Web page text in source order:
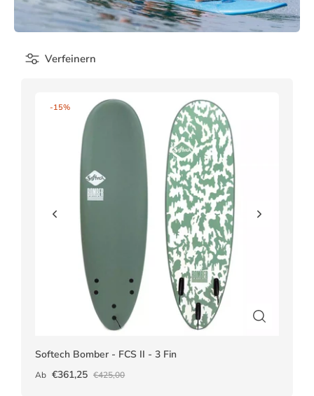
Verfeinern
-15%
Softech Bomber - FCS II - 3 Fin
Ab €361,25 €425,00